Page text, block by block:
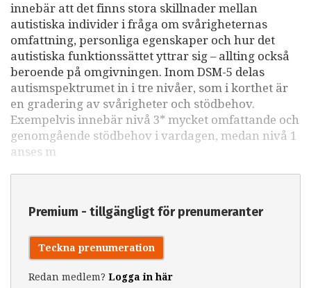
innebär att det finns stora skillnader mellan
autistiska individer i fråga om svårigheternas
omfattning, personliga egenskaper och hur det
autistiska funktionssättet yttrar sig – allting också
beroende på omgivningen. Inom DSM-5 delas
autismspektrumet in i tre nivåer, som i korthet är
en gradering av svårigheter och stödbehov.
Exempelvis innebär nivå 3* mycket omfattande och
genomgående stödbehov i vardagen, medan nivå 1
anses m
Premium - tillgängligt för prenumeranter
Teckna prenumeration
Redan medlem? Logga in här